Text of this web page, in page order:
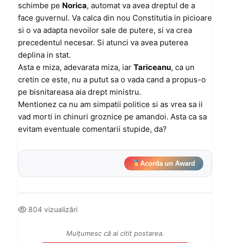
schimbe pe Norica, automat va avea dreptul de a
face guvernul. Va calca din nou Constitutia in picioare
si o va adapta nevoilor sale de putere, si va crea
precedentul necesar. Si atunci va avea puterea
deplina in stat.
Asta e miza, adevarata miza, iar Tariceanu, ca un
cretin ce este, nu a putut sa o vada cand a propus-o
pe bisnitareasa aia drept ministru.
Mentionez ca nu am simpatii politice si as vrea sa ii
vad morti in chinuri groznice pe amandoi. Asta ca sa
evitam eventuale comentarii stupide, da?
Acorda un Award
804 vizualizări
Mulțumesc că ai citit postarea.